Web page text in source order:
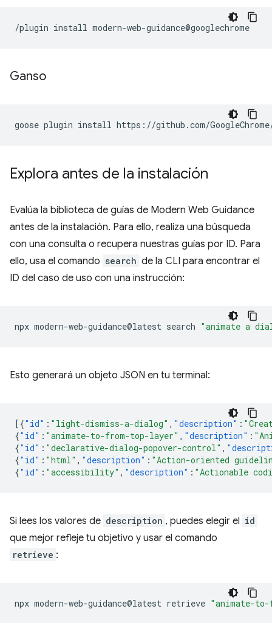
Ganso
goose plugin install https://github.com/
Explora antes de la instalación
Evalúa la biblioteca de guías de Modern Web Guidance
antes de la instalación. Para ello, realiza una búsqueda
con una consulta o recupera nuestras guías por ID. Para
ello, usa el comando search de la CLI para encontrar el
ID del caso de uso con una instrucción:
npx modern-web-guidance@latest search "animate a
Esto generará un objeto JSON en tu terminal:
[{"id" : "light-dismiss-a-dialog" , "description" :
{"id" : "animate-to-from-top-layer" , "description" :
{"id" : "declarative-dialog-popover-control" ,
{"id" : "html" , "description" : "Action-oriented
{"id" : "accessibility" , "description" : "Actionable
Si lees los valores de description , puedes elegir el id
que mejor refleje tu objetivo y usar el comando
retrieve :
npx modern-web-guidance@latest retrieve "animate-